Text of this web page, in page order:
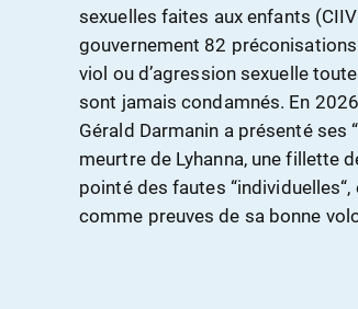
sexuelles faites aux enfants
gouvernement 82
viol ou d’agression sexuelle
sont jamais condamnés. En
Gérald Darmanin a présenté ses
meurtre de Lyhanna, une fillette
pointé des fautes
comme preuves de sa bonne